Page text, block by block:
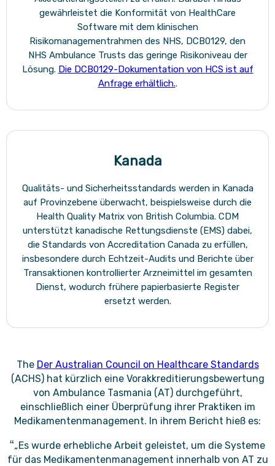
gewährleistet die Konformität von HealthCare
Software mit dem klinischen
Risikomanagementrahmen des NHS, DCB0129, den
NHS Ambulance Trusts das geringe Risikoniveau der
Lösung. Die DCB0129-Dokumentation von HCS ist auf
Anfrage erhältlich..
Kanada
Qualitäts- und Sicherheitsstandards werden in Kanada
auf Provinzebene überwacht, beispielsweise durch die
Health Quality Matrix von British Columbia. CDM
unterstützt kanadische Rettungsdienste (EMS) dabei,
die Standards von Accreditation Canada zu erfüllen,
insbesondere durch Echtzeit-Audits und Berichte über
Transaktionen kontrollierter Arzneimittel im gesamten
Dienst, wodurch frühere papierbasierte Register
ersetzt werden.
The Der Australian Council on Healthcare Standards
(ACHS) hat kürzlich eine Vorakkreditierungsbewertung
von Ambulance Tasmania (AT) durchgeführt,
einschließlich einer Überprüfung ihrer Praktiken im
Medikamentenmanagement. In ihrem Bericht hieß es:
“„Es wurde erhebliche Arbeit geleistet, um die Systeme
für das Medikamentenmanagement innerhalb von AT zu